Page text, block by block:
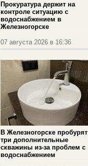
Прокуратура держит на
контроле ситуацию с
водоснабжением в
Железногорске
07 августа 2026 в 16:36
В Железногорске пробурят
три дополнительные
скважины из‑за проблем с
водоснабжением